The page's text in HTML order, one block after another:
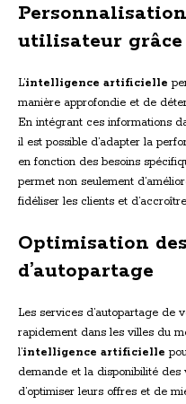
utilisateur grâce
L’intelligence artificielle
manière approfondie et de
En intégrant ces informations
il est possible d’adapter la
en fonction des besoins
permet non seulement
fidéliser les clients et
Optimisation
d’autopartage
Les services d’autopartage de
rapidement dans les villes du
l’intelligence artificielle
demande et la disponibilité
d’optimiser leurs offres et de